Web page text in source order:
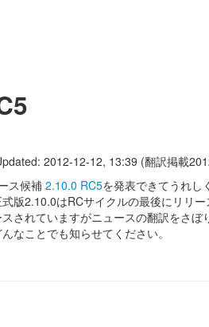
2012-12-12, 13:39 (翻訳掲載
ス候補2.10.0 RC5を発表できてうれし
版2.10.0はRCサイクルの最後にリリ
されていますがニュースの翻訳をさ
なことでも知らせてください。